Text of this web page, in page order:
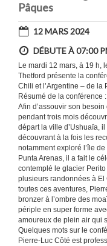
Pâques
12 MARS 2024
DÉBUTE À 07:00
Le mardi 12 mars, à 19 h,
Thetford présente la
Chili et l’Argentine – de la
Résumé de la conférence :
Afin d’assouvir son
pendant trois mois
départ la ville d’Ushuaïa,
découvrant à la fois les
notamment exploré l’île
Punta Arenas, il a fait le
contemplé le glacier
plusieurs randonnées à El
toutes ces aventures,
bronzer à l’ombre des
périple en super forme
amoureux de plein air qui
Quelques mots sur le
Pierre-Luc Côté est